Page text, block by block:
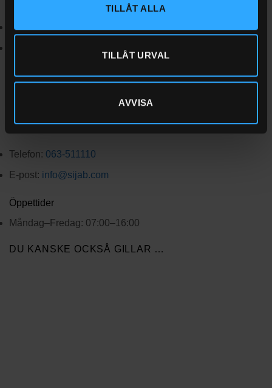
TILLÅT ALLA
TILLÅT URVAL
AVVISA
Lagerförda varor levereras normalt inom 1–3 arbetsdagar.
Om en vara är slut i lager kontaktar vi dig med ett
hjälper vi dig vidare.
Telefon: 063-511110
E-post: info@sijab.com
Öppettider
Måndag–Fredag: 07:00–16:00
DU KANSKE OCKSÅ GILLAR …